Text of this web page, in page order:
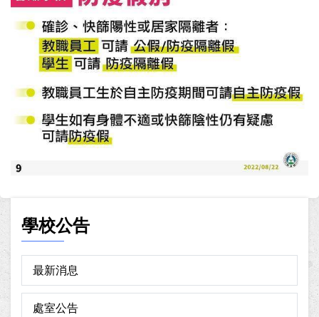
學校公告
最新消息
處室公告